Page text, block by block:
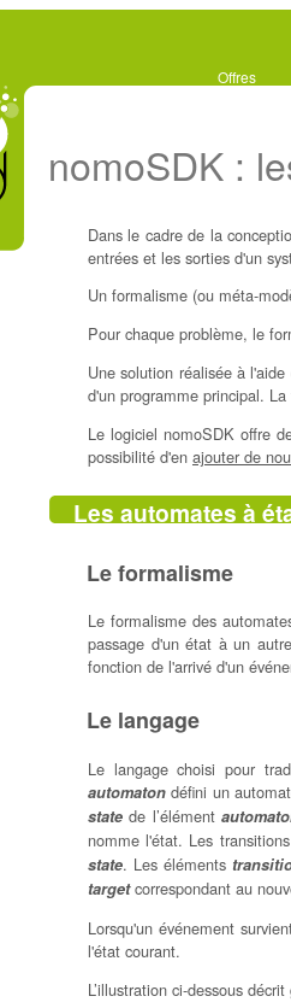
Offres
nomoSDK :
Dans le cadre de la
entrées et les sorties d'un
Un formalisme (ou méta-
Pour chaque problème, le
Une solution réalisée à
d'un programme principal.
Le logiciel nomoSDK offre
possibilité d'en ajouter de
Les automates à
Le formalisme
Le formalisme des
passage d'un état à un
fonction de l'arrivé d'un
Le langage
Le langage choisi pour
automaton défini un
state de l’élément
nomme l'état. Les
state. Les éléments
targetcorrespondant au
Lorsqu'un événement
l'état courant.
L’illustration ci-dessous